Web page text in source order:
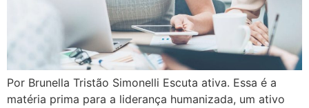
Por Brunella Tristão Simonelli Escuta ativa. Essa é a
matéria prima para a liderança humanizada, um ativo